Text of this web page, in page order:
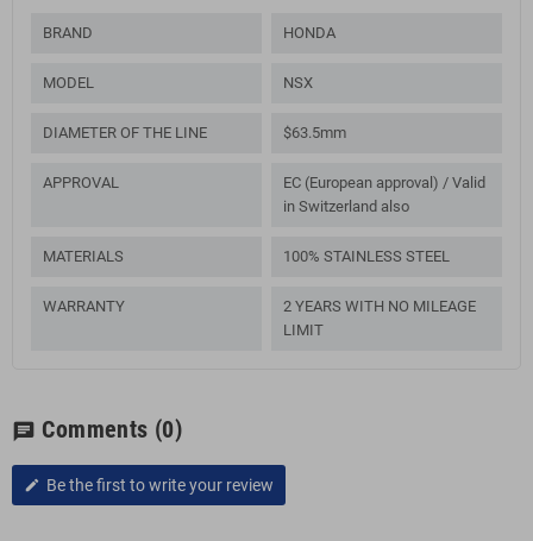
BRAND HONDA
MODEL NSX
DIAMETER OF THE LINE $63.5mm
APPROVAL
EC (European approval) / Valid
in Switzerland also
MATERIALS 100% STAINLESS STEEL
WARRANTY
2 YEARS WITH NO MILEAGE
LIMIT
chat Comments (0)
edit Be the first to write your review